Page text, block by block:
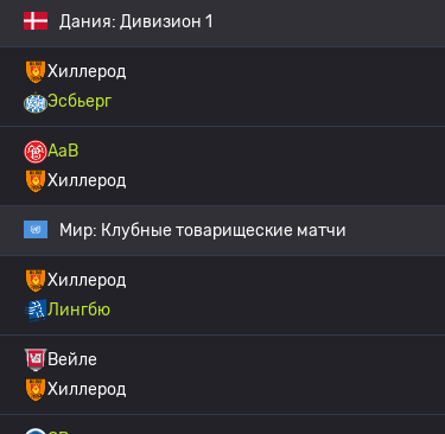
Дания: Дивизион 1
Хиллерод
Эсбьерг
AaB
Хиллерод
Мир: Клубные товарищеские матчи
Хиллерод
Лингбю
Вейле
Хиллерод